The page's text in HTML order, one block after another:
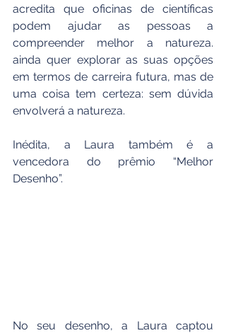
acredita que oficinas de científicas
podem ajudar as pessoas a
compreender melhor a natureza.
ainda quer explorar as suas opções
em termos de carreira futura, mas de
uma coisa tem certeza: sem dúvida
envolverá a natureza.
Inédita, a Laura também é a
vencedora do prêmio “Melhor
Desenho”.
No seu desenho, a Laura captou